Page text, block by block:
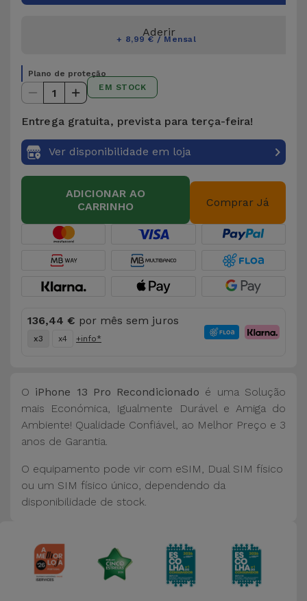
Aderir
+ 8,99 € / Mensal
Plano de proteção
1 EM STOCK
Entrega gratuita, prevista para terça-feira!
Ver disponibilidade em loja
ADICIONAR AO
CARRINHO
Comprar Já
136,44 € por mês sem juros
x3 x4 +info*
O iPhone 13 Pro Recondicionado é uma Solução
mais Económica, Igualmente Durável e Amiga do
Ambiente! Qualidade Confiável, ao Melhor Preço e 3
anos de Garantia.
O equipamento pode vir com eSIM, Dual SIM físico
ou um SIM físico único, dependendo da
disponibilidade de stock.